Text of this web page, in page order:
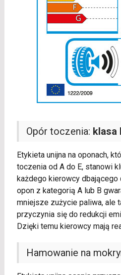
Opór toczenia: klasa
Etykieta unijna na oponach,
toczenia od A do E, stanowi
każdego kierowcy
opon z kategorią A lub B
mniejsze zużycie paliwa, ale
przyczynia się do redukcji
Dzięki temu kierowcy mają
Hamowanie na